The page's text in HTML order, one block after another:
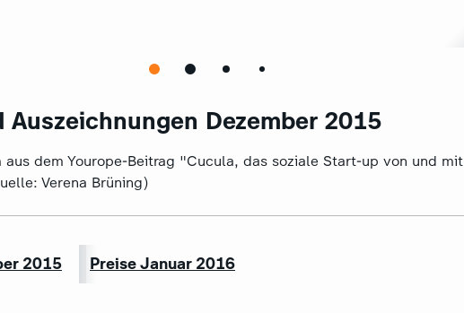
Auszeichnungen Dezember 2015
aus dem Yourope-Beitrag "Cucula, das soziale Start-up von und mit
Verena Brüning)
2015 Preise Januar 2016